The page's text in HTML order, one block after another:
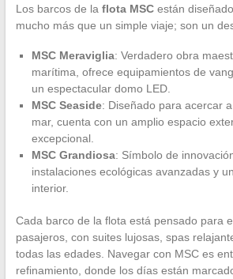
Los barcos de la flota MSCestán
mucho más que un simple viaje; son un
MSC Meraviglia: Verdadero obra
marítima, ofrece equipamientos de
un espectacular domo LED.
MSC Seaside: Diseñado para acercar
mar, cuenta con un amplio espacio
excepcional.
MSC Grandiosa: Símbolo de
instalaciones ecológicas avanzadas y
interior.
Cada barco de la flota está pensado para
pasajeros, con suites lujosas, spas
todas las edades. Navegar con MSC es
refinamiento, donde los días están